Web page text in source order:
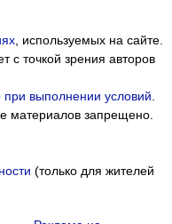
, используемых на сайте.
с точкой зрения авторов
при выполнении условий
материалов запрещено.
(только для жителей